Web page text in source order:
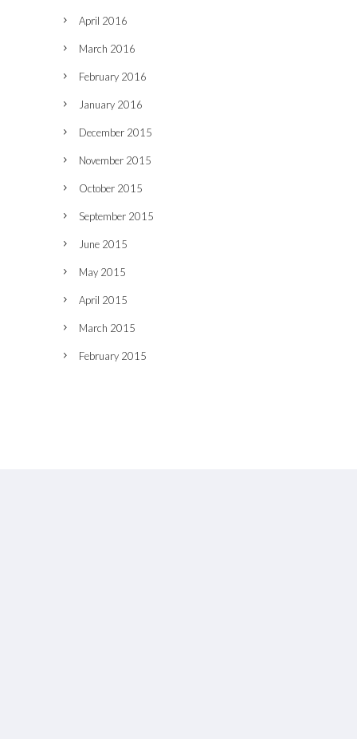
April 2016
March 2016
February 2016
January 2016
December 2015
November 2015
October 2015
September 2015
June 2015
May 2015
April 2015
March 2015
February 2015